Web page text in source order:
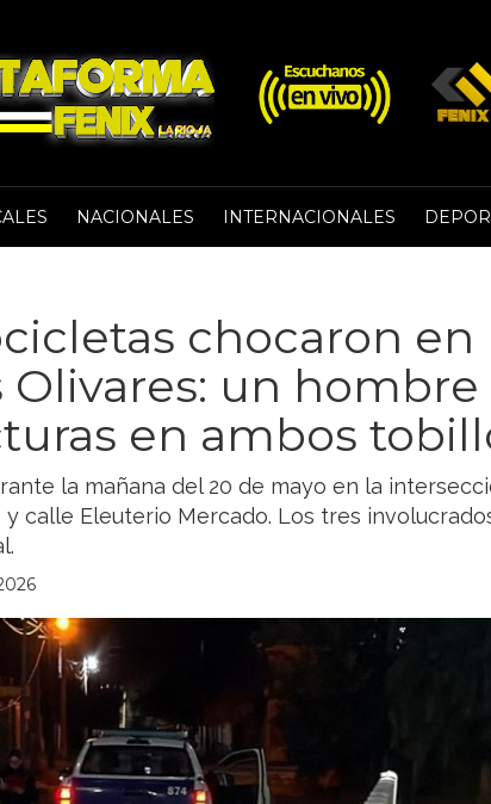
NACIONALES INTERNACIONALES
chocaron en
Olivares: un hombre
en ambos
la mañana del 20 de mayo en la
y calle Eleuterio Mercado. Los tres